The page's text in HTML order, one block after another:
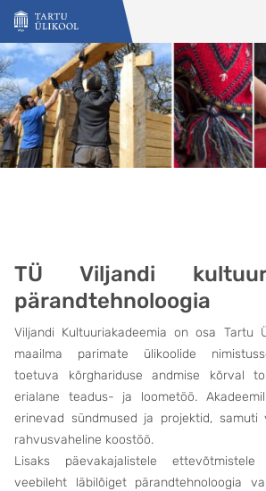
Liigu edasi põhisisu juurde
TÜ Viljandi
pärandtehnoloogia
Viljandi Kultuuriakadeemia on osa Tartu
maailma parimate ülikoolide
toetuva kõrghariduse andmise kõrval
erialane teadus- ja loometöö.
erinevad sündmused ja projektid, samuti
rahvusvaheline koostöö.
Lisaks päevakajalistele
veebileht läbilõiget pärandtehnoloogia